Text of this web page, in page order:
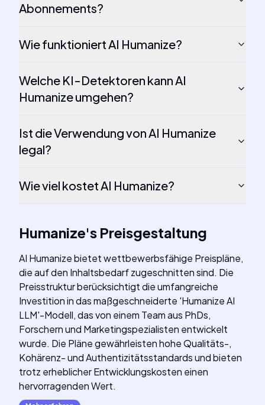
Abonnements?
Wie funktioniert AI Humanize?
Welche KI-Detektoren kann AI
Humanize umgehen?
Ist die Verwendung von AI Humanize
legal?
Wie viel kostet AI Humanize?
Humanize's Preisgestaltung
AI Humanize bietet wettbewerbsfähige Preispläne,
die auf den Inhaltsbedarf zugeschnitten sind. Die
Preisstruktur berücksichtigt die umfangreiche
Investition in das maßgeschneiderte 'Humanize AI
LLM'-Modell, das von einem Team aus PhDs,
Forschern und Marketingspezialisten entwickelt
wurde. Die Pläne gewährleisten hohe Qualitäts-,
Kohärenz- und Authentizitätsstandards und bieten
trotz erheblicher Entwicklungskosten einen
hervorragenden Wert.